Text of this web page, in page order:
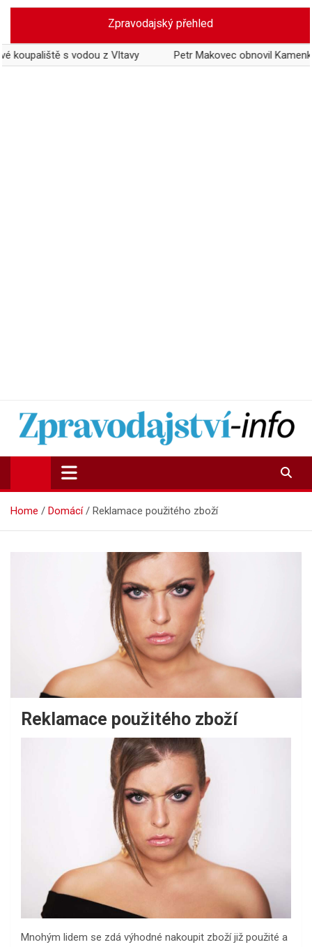
Skip
content
Zpravodajský přehled
s vodou z Vltavy Petr Makovec obnovil Kamenku,
Zpravodajství-info.cz
Aktuality a informace on-line
Home Domácí Reklamace použitého zboží
Reklamace použitého zboží
Mnohým lidem se zdá výhodné nakoupit zboží již použité a